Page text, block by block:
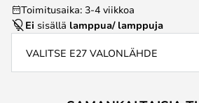
Toimitusaika: 3-4 viikkoa
Ei sisällä lamppua/ lamppuja
VALITSE E27 VALONLÄHDE